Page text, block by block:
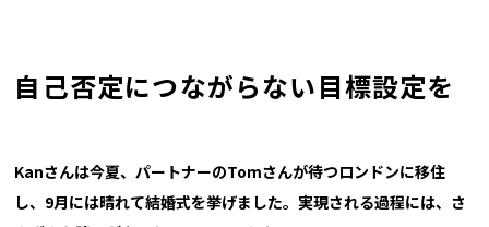
自己否定につながらない目標設定を
――Kanさんは今夏、パートナーのTomさんが待つロンドンに移住
し、9月には晴れて結婚式を挙げました。実現される過程には、さ